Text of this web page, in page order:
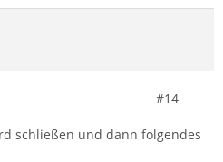
#14
schließen und dann folgendes